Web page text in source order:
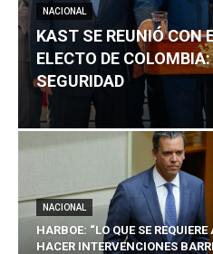
NACIONAL
KAST SE REUNIÓ CON
ELECTO DE
SEGURIDAD
NACIONAL
HARBOE: “LO QUE SE REQUIERE
HACER INTERVENCIONES